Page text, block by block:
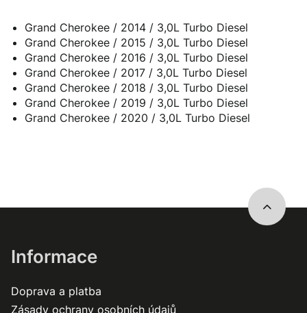
Grand Cherokee / 2014 / 3,0L Turbo Diesel
Grand Cherokee / 2015 / 3,0L Turbo Diesel
Grand Cherokee / 2016 / 3,0L Turbo Diesel
Grand Cherokee / 2017 / 3,0L Turbo Diesel
Grand Cherokee / 2018 / 3,0L Turbo Diesel
Grand Cherokee / 2019 / 3,0L Turbo Diesel
Grand Cherokee / 2020 / 3,0L Turbo Diesel
Informace
Doprava a platba
Zásady ochrany osobních údajů